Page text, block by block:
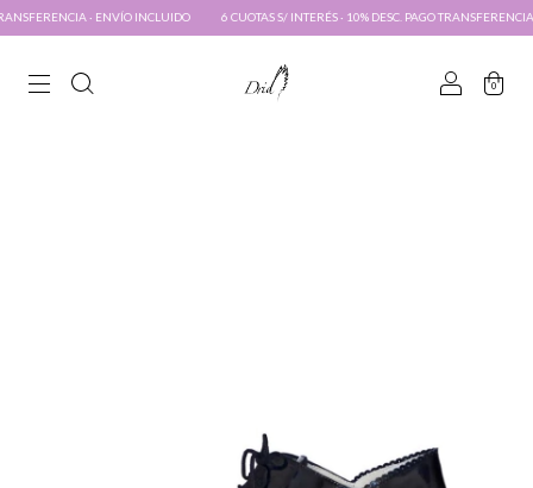
INCLUIDO 6 CUOTAS S/ INTERÉS · 10% DESC. PAGO TRANSFERENCIA · ENVÍO INCLUIDO
0